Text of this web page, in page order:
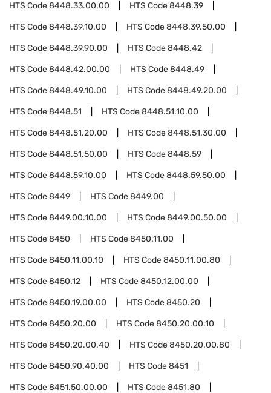
HTS Code8448.33.00.00 HTS Code8448.39
HTS Code8448.39.10.00 HTS Code8448.39.50.00
HTS Code8448.39.90.00 HTS Code8448.42
HTS Code8448.42.00.00 HTS Code8448.49
HTS Code8448.49.10.00 HTS Code8448.49.20.00
HTS Code8448.51 HTS Code8448.51.10.00
HTS Code8448.51.20.00 HTS Code8448.51.30.00
HTS Code8448.51.50.00 HTS Code8448.59
HTS Code8448.59.10.00 HTS Code8448.59.50.00
HTS Code8449 HTS Code8449.00
HTS Code8449.00.10.00 HTS Code8449.00.50.00
HTS Code8450 HTS Code8450.11.00
HTS Code8450.11.00.10 HTS Code8450.11.00.80
HTS Code8450.12 HTS Code8450.12.00.00
HTS Code8450.19.00.00 HTS Code8450.20
HTS Code8450.20.00 HTS Code8450.20.00.10
HTS Code8450.20.00.40 HTS Code8450.20.00.80
HTS Code8450.90.40.00 HTS Code8451
HTS Code8451.50.00.00 HTS Code8451.80